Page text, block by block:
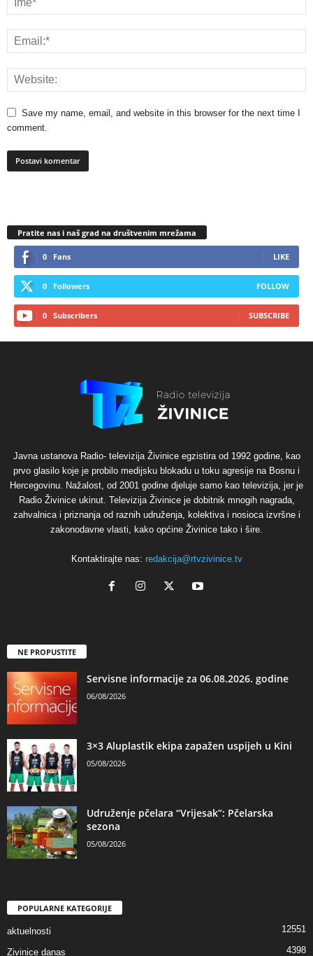
Save my name, email, and website in this browser for the next time I
comment.
Pratite nas i naš grad na društvenim mrežama
0 Fans LIKE
0 Followers FOLLOW
0 Subscribers SUBSCRIBE
Javna ustanova Radio- televizija Živinice egzistira od 1992 godine, kao
prvo glasilo koje je probilo medijsku blokadu u toku agresije na Bosnu i
Hercegovinu. Nažalost, od 2001 godine djeluje samo kao televizija, jer je
Radio Živinice ukinut. Televizija Živinice je dobitnik mnogih nagrada,
zahvalnica i priznanja od raznih udruženja, kolektiva i nosioca izvršne i
zakonodavne vlasti, kako općine Živinice tako i šire.
Kontaktirajte nas: redakcija@rtvzivinice.tv
NE PROPUSTITE
Servisne informacije za 06.08.2026. godine
06/08/2026
3×3 Aluplastik ekipa zapažen uspijeh u Kini
05/08/2026
Udruženje pčelara “Vrijesak”: Pčelarska
sezona
05/08/2026
POPULARNE KATEGORIJE
aktuelnosti 12551
Zivinice danas 4398